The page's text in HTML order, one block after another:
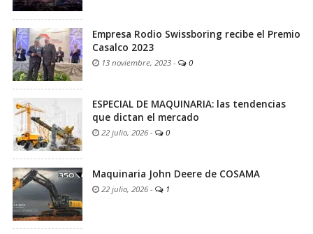
Empresa Rodio Swissboring recibe el Premio
Casalco 2023
13 noviembre, 2023 - 0
ESPECIAL DE MAQUINARIA: las tendencias
que dictan el mercado
22 julio, 2026 - 0
Maquinaria John Deere de COSAMA
22 julio, 2026 - 1